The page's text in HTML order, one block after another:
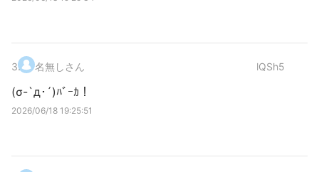
3. 名無しさん lQSh5
(σ-`д･´)ﾊﾞｰｶ！
2026/06/18 19:25:51